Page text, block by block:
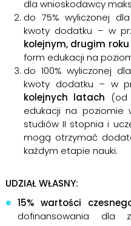
dla wnioskodawcy
do 75% wyliczonej
kwoty dodatku – w
kolejnym, drugim roku
form edukacji na
do 100% wyliczonej
kwoty dodatku – w
kolejnych latach (od
edukacji na poziomie
studiów II stopnia i
mogą otrzymać
każdym etapie nauki.
UDZIAŁ WŁASNY:
15% wartości
dofinansowania dla